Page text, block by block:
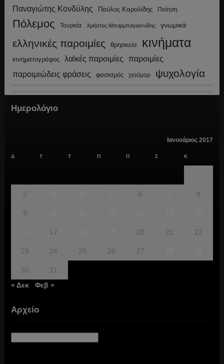
Παναγιώτης Κονδύλης Παύλος Καρολίδης Ποίηση
Πόλεμος Τουρκία Χρήστος Μπαρμπαγιαννίδης γνωμικά
ελληνικές παροιμίες θρησκεία κινήματα
κινηματογράφος λαϊκές παροιμίες παροιμίες
παροιμιώδεις φράσεις φασισμός χιούμορ ψυχολογία
Ημερολόγιο
Ιανουάριος 2017
Δ Τ Τ Π Π Σ Κ
2 6 8
9
17 20 21 22
23 24 25 26 27
30
31
« Δεκ
Φεβ »
Αρχείο